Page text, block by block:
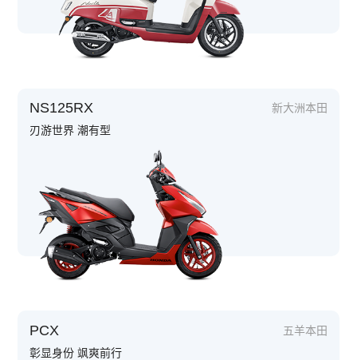
NS125RX
新大洲本田
刃游世界 潮有型
PCX
五羊本田
彰显身份 飒爽前行